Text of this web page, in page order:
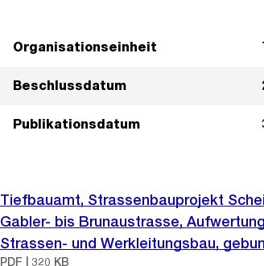
Organisationseinheit
Beschlussdatum
Publikationsdatum
Tiefbauamt, Strassenbauprojekt
Gabler- bis Brunaustrasse,
Strassen- und Werkleitungsbau,
PDF | 320 KB